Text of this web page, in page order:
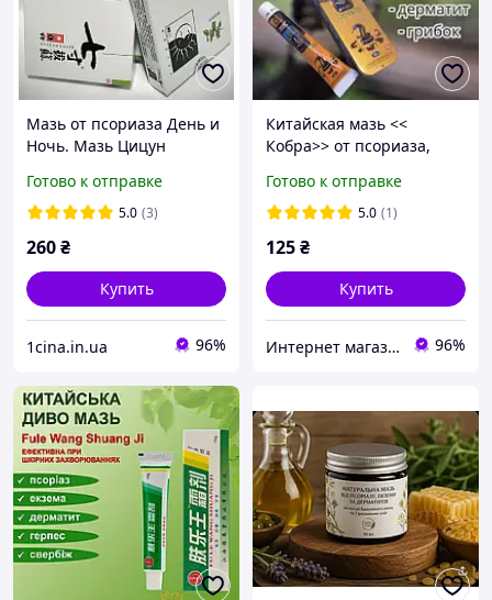
Мазь от псориаза День и
Ночь. Мазь Цицун
псориаза, экземы.
Упаковка 2 шт.
Готово к отправке
5.0 (3)
260₴
Купить
1cina.in.ua 96%
Китайская мазь <<
Кобра>> от псориаза,
грибка кожи.
Готово к отправке
5.0 (1)
125₴
Купить
Интернет магазин ФЕЕРИЯ 96%